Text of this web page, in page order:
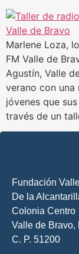
Marlene Loza,
FM Valle de
Agustín, Valle
verano con una
jóvenes que
través de un
Fundación
De la
Colonia Centro
Valle de Bravo,
C. P. 51200